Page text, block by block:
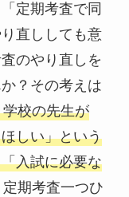
定期考査で同
直ししても意
のやり直しを
？その考えは
校の先生が
しい」という
入試に必要な
期考査一つひ